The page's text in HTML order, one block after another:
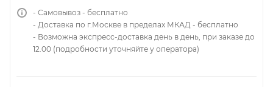
- Самовывоз - бесплатно
- Доставка по г.Москве в пределах МКАД - бесплатно
- Возможна экспресс-доставка день в день, при заказе до
12.00 (подробности уточняйте у оператора)